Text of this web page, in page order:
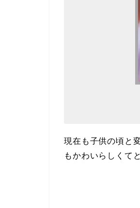
現在も子供の頃と
もかわいらしくて